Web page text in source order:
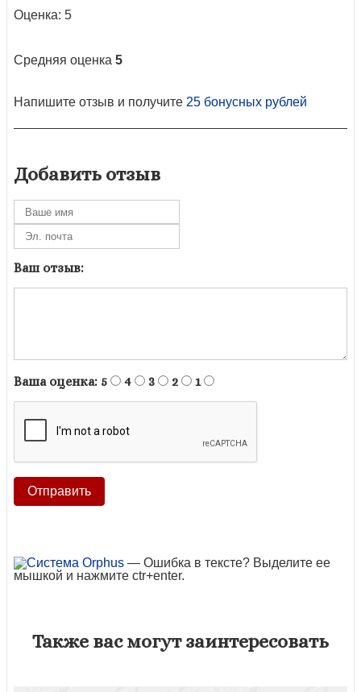
Оценка: 5
Средняя оценка 5
Напишите отзыв и получите 25 бонусных рублей
Добавить отзыв
Ваш отзыв:
Ваша оценка: 5 4 3 2 1
— Ошибка в тексте? Выделите ее
мышкой и нажмите ctr+enter.
Также вас могут заинтересовать